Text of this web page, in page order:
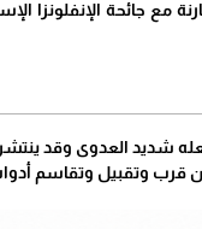
شديد العدوى وقد
قرب وتقبيل وتقاسم